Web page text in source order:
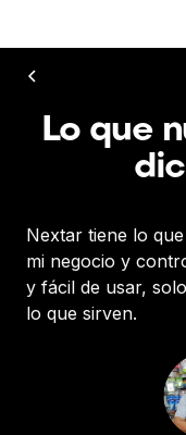
Lo que
Nextar tiene lo
mi negocio y
y fácil de usar,
lo que sirven.